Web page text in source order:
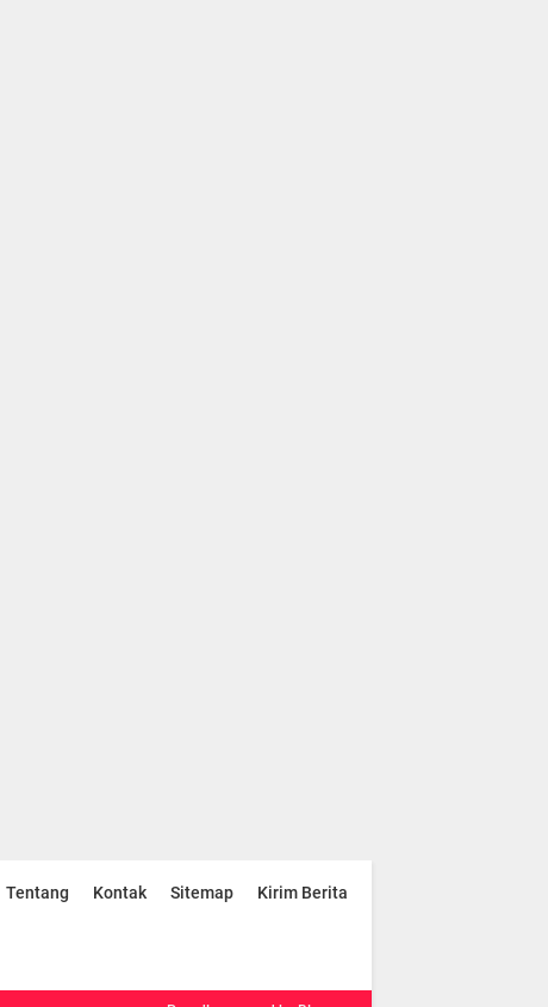
Tentang Kontak Sitemap Kirim Berita